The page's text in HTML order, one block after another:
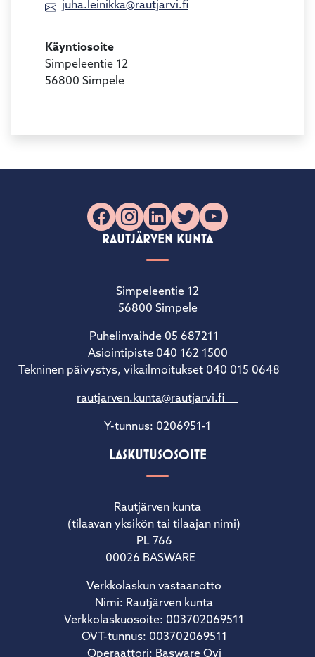
juha.leinikka@rautjarvi.fi
Käyntiosoite
Simpeleentie 12
56800 Simpele
Facebook
Instagram
LinkedIn
X YouTube
RAUTJÄRVEN KUNTA
Simpeleentie 12
56800 Simpele
Puhelinvaihde 05 687211
Asiointipiste 040 162 1500
Tekninen päivystys, vikailmoitukset 040 015 0648
rautjarven.kunta@rautjarvi.fi
Y-tunnus: 0206951-1
LASKUTUSOSOITE
Rautjärven kunta
(tilaavan yksikön tai tilaajan nimi)
PL 766
00026 BASWARE
Verkkolaskun vastaanotto
Nimi: Rautjärven kunta
Verkkolaskuosoite: 003702069511
OVT-tunnus: 003702069511
Operaattori: Basware Oyj